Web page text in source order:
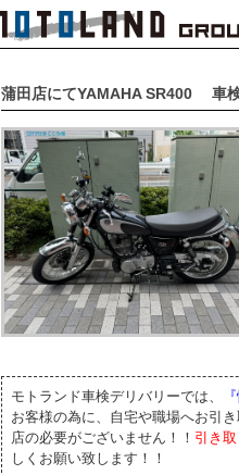
蒲田店にてYAMAHA SR400 車
モトランド車検デリバリーでは、
お客様の為に、自宅や職場へお引
店の必要がございません！！ 引き
しくお願い致します！！